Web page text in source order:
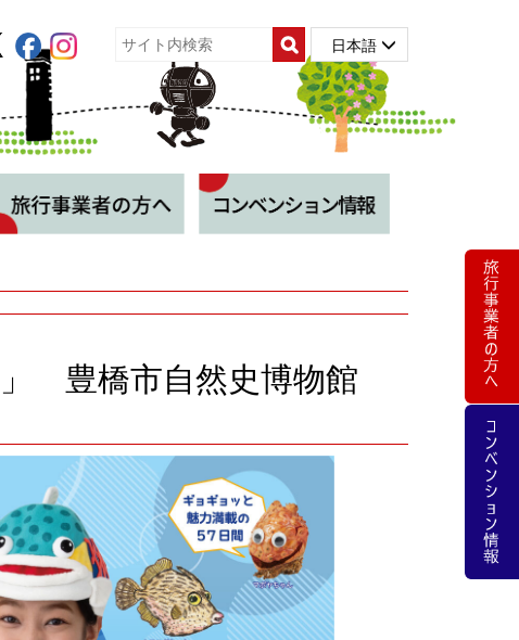
日本語
豊橋市自然史博物館